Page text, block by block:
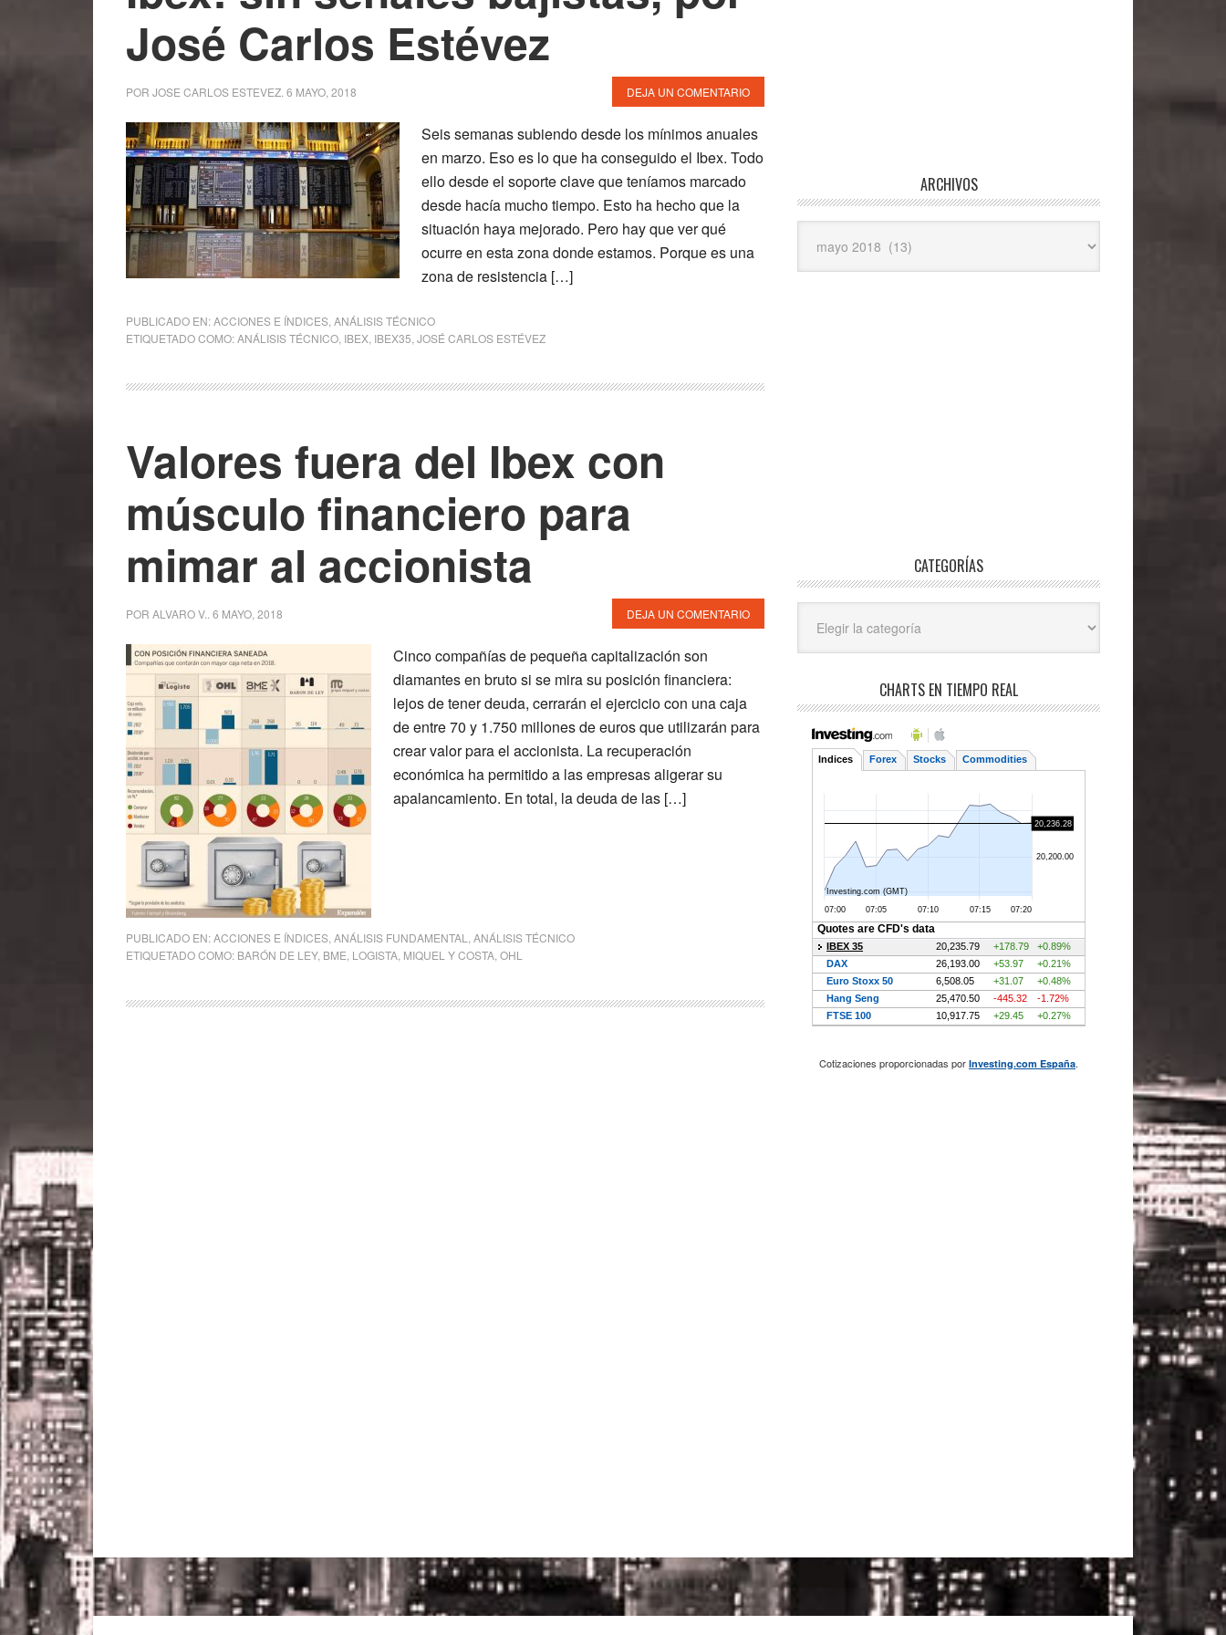
José Carlos Estévez
POR JOSE CARLOS ESTEVEZ 6 MAYO, 2018 DEJA UN COMENTARIO
Seis semanas subiendo desde los mínimos anuales
en marzo. Eso es lo que ha conseguido el Ibex. Todo
ello desde el soporte clave que teníamos marcado
desde hacía mucho tiempo. Esto ha hecho que la
situación haya mejorado. Pero hay que ver qué
ocurre en esta zona donde estamos. Porque es una
zona de resistencia […]
PUBLICADO EN:ACCIONES E ÍNDICES ANÁLISIS TÉCNICO
ETIQUETADO COMO:ANÁLISIS TÉCNICO IBEX IBEX35 JOSÉ CARLOS ESTÉVEZ
Valores fuera del Ibex con
músculo financiero para
mimar al accionista
POR ALVARO V. 6 MAYO, 2018 DEJA UN COMENTARIO
Cinco compañías de pequeña capitalización son
diamantes en bruto si se mira su posición financiera:
lejos de tener deuda, cerrarán el ejercicio con una caja
de entre 70 y 1.750 millones de euros que utilizarán para
crear valor para el accionista. La recuperación
económica ha permitido a las empresas aligerar su
apalancamiento. En total, la deuda de las […]
PUBLICADO EN:ACCIONES E ÍNDICES ANÁLISIS FUNDAMENTAL
ANÁLISIS TÉCNICO
ETIQUETADO COMO: BARÓN DE LEY, BME LOGISTA MIQUEL Y COSTA OHL
ARCHIVOS
CATEGORÍAS
CHARTS EN TIEMPO REAL
Cotizaciones proporcionadas por Investing.com España.